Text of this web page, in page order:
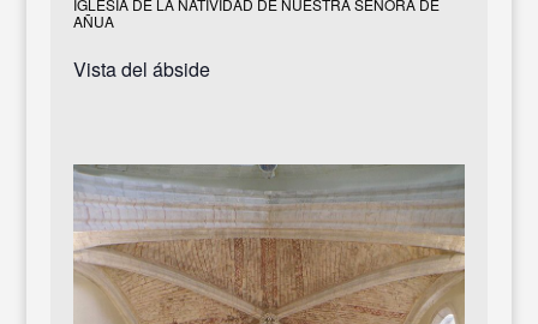
IGLESIA DE LA NATIVIDAD DE NUESTRA SEÑORA DE
AÑUA
Vista del ábside